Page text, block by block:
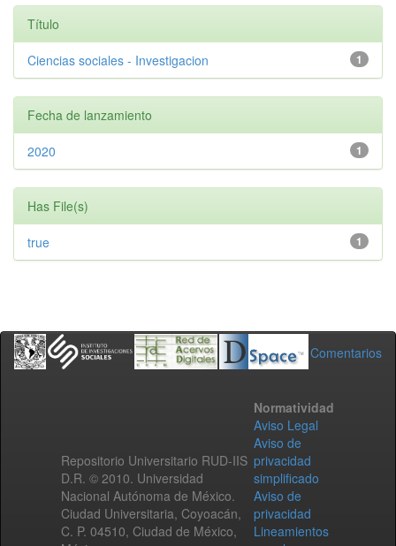
Título
1
Ciencias sociales - Investigacion
Fecha de lanzamiento
1
2020
Has File(s)
1
true
Comentarios
Repositorio Universitario RUD-IIS
D.R. © 2010. Universidad
Nacional Autónoma de México.
Ciudad Universitaria, Coyoacán,
C. P. 04510, Ciudad de México,
Normatividad
Aviso Legal
Aviso de
privacidad
simplificado
Aviso de
privacidad
Lineamientos